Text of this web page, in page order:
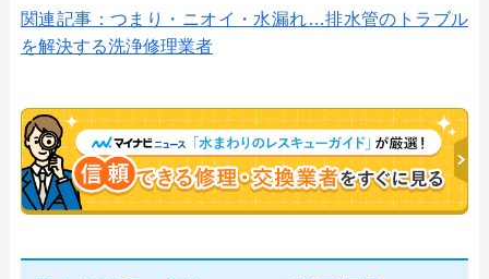
関連記事：つまり・ニオイ・水漏れ…排水管のトラブル
を解決する洗浄修理業者